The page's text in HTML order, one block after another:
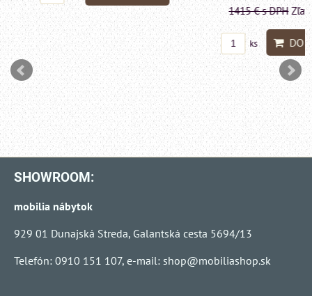
1415 €s DPH Zľava
DO
SHOWROOM:
mobilia nábytok
929 01 Dunajská Streda, Galantská cesta 5694/13
Telefón: 0910 151 107, e-mail: shop@mobiliashop.sk